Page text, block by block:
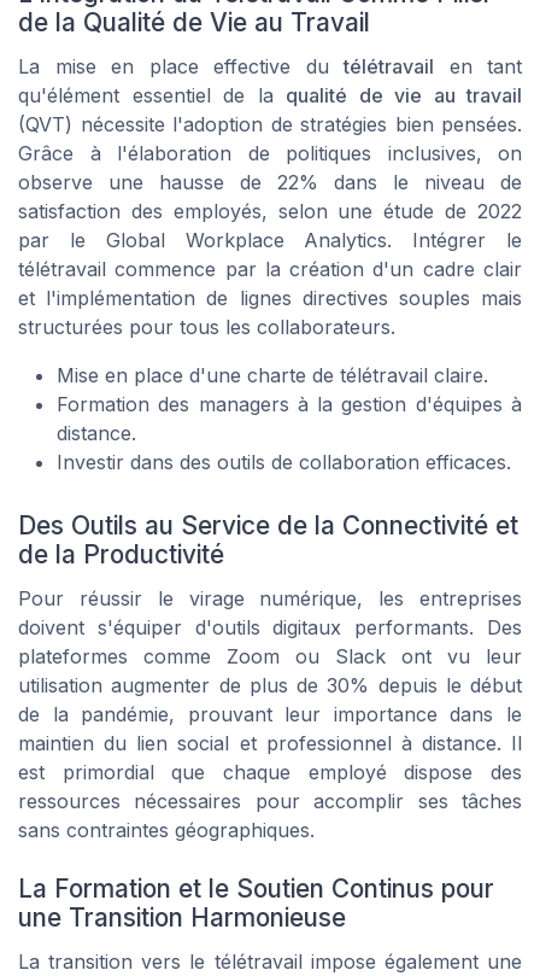
de la Qualité de Vie au Travail
La mise en place effective dutélétravail en tant
qu'élément essentiel de la qualité de vie au travail
(QVT) nécessite l'adoption de stratégies bien pensées.
Grâce à l'élaboration de politiques inclusives, on
observe une hausse de 22% dans le niveau de
satisfaction des employés, selon une étude de 2022
par le Global Workplace Analytics. Intégrer le
télétravail commence par la création d'un cadre clair
et l'implémentation de lignes directives souples mais
structurées pour tous les collaborateurs.
Mise en place d'une charte de télétravail claire.
Formation des managers à la gestion d'équipes à
distance.
Investir dans des outils de collaboration efficaces.
Des Outils au Service de la Connectivité et
de la Productivité
Pour réussir le virage numérique, les entreprises
doivent s'équiper d'outils digitaux performants. Des
plateformes comme Zoom ou Slack ont vu leur
utilisation augmenter de plus de 30% depuis le début
de la pandémie, prouvant leur importance dans le
maintien du lien social et professionnel à distance. Il
est primordial que chaque employé dispose des
ressources nécessaires pour accomplir ses tâches
sans contraintes géographiques.
La Formation et le Soutien Continus pour
une Transition Harmonieuse
La transition vers le télétravail impose également une